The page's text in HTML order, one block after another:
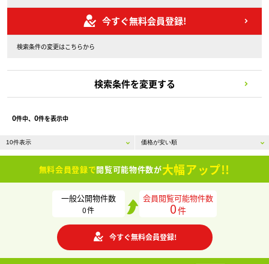
今すぐ無料会員登録!
検索条件の変更はこちらから
検索条件を変更する
0件中、 0件を表示中
無料会員登録で閲覧可能物件数が大幅アップ!!
一般公開物件数
0件
会員閲覧可能物件数
0件
今すぐ無料会員登録!